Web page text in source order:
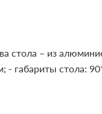
стола – из
- габариты стола: